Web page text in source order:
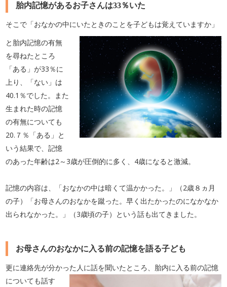
胎内記憶があるお子さんは33％いた
そこで「おなかの中にいたときのことを子どもは覚えていますか」
と胎内記憶の有無
を尋ねたところ
「ある」が33％に
上り、「ない」は
40.1％でした。また
生まれた時の記憶
の有無についても
20.７％「ある」と
いう結果で、記憶
のあった年齢は2～3歳が圧倒的に多く、4歳になると激減。
記憶の内容は、「おなかの中は暗くて温かかった。」（2歳８ヵ月
の子）「お母さんのおなかを蹴った。早く出たかったのになかなか
出られなかった。」（3歳頃の子）という話も出てきました。
お母さんのおなかに入る前の記憶を語る子ども
更に連絡先が分かった人に話を聞いたところ、胎内に入る前の記憶
についても話す